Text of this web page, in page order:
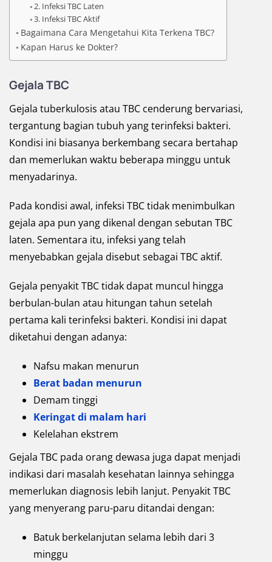
2. Infeksi TBC Laten
3. Infeksi TBC Aktif
Bagaimana Cara Mengetahui Kita Terkena TBC?
Kapan Harus ke Dokter?
Gejala TBC
Gejala tuberkulosis atau TBC cenderung bervariasi,
tergantung bagian tubuh yang terinfeksi bakteri.
Kondisi ini biasanya berkembang secara bertahap
dan memerlukan waktu beberapa minggu untuk
menyadarinya.
Pada kondisi awal, infeksi TBC tidak menimbulkan
gejala apa pun yang dikenal dengan sebutan TBC
laten. Sementara itu, infeksi yang telah
menyebabkan gejala disebut sebagai TBC aktif.
Gejala penyakit TBC tidak dapat muncul hingga
berbulan-bulan atau hitungan tahun setelah
pertama kali terinfeksi bakteri. Kondisi ini dapat
diketahui dengan adanya:
Nafsu makan menurun
Berat badan menurun
Demam tinggi
Keringat di malam hari
Kelelahan ekstrem
Gejala TBC pada orang dewasa juga dapat menjadi
indikasi dari masalah kesehatan lainnya sehingga
memerlukan diagnosis lebih lanjut. Penyakit TBC
yang menyerang paru-paru ditandai dengan:
Batuk berkelanjutan selama lebih dari 3
minggu